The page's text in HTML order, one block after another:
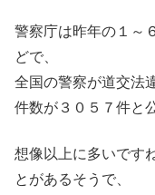
警察庁は昨年の１～
どで、
全国の警察が道交法
件数が３０５７件と
想像以上に多いです
とがあるそうで、